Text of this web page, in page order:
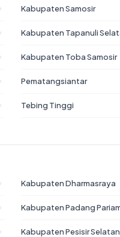
Kabupaten Samosir
Kabupaten Tapanuli
Kabupaten Toba Samosir
Pematangsiantar
Tebing Tinggi
Kabupaten Dharmasraya
Kabupaten Padang
Kabupaten Pesisir Selatan